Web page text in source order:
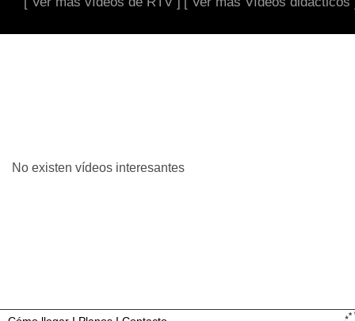
No existen vídeos interesantes